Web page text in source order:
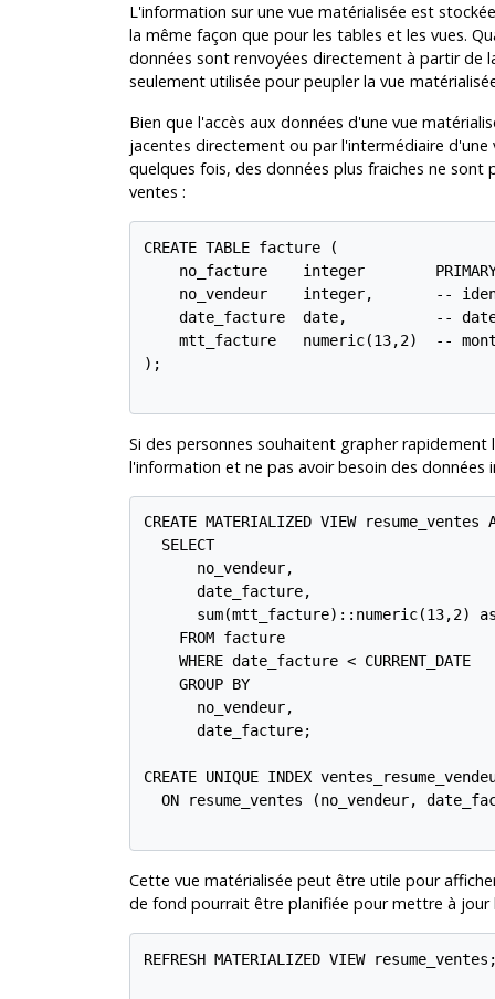
L'information sur une vue matérialisée est
la même façon que pour les tables et les vues.
données sont renvoyées directement à partir de
seulement utilisée pour peupler la vue
Bien que l'accès aux données d'une vue
jacentes directement ou par l'intermédiaire
quelques fois, des données plus fraiches ne sont
ventes :
CREATE TABLE facture (
no_facture    integer
no_vendeur    integer,       --
date_facture  date,          --
mtt_facture   numeric(13,2)  --
);
Si des personnes souhaitent grapher
l'information et ne pas avoir besoin des données
CREATE MATERIALIZED VIEW resume_ventes
  SELECT
      no_vendeur,
      date_facture,
sum(mtt_facture)::numeric(13,2)
    FROM facture
    WHERE date_facture < CURRENT_DATE
    GROUP BY
      no_vendeur,
      date_facture;
CREATE UNIQUE INDEX
ON resume_ventes (no_vendeur,
Cette vue matérialisée peut être utile pour
de fond pourrait être planifiée pour mettre à
REFRESH MATERIALIZED VIEW